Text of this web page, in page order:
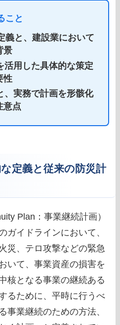
こと
義と、建設業において
景
活用した具体的な策定
性
、実務で計画を形骸化
意点
定義と従来の防災計
Plan：事業継続計画）
ガイドラインにおいて、
災、テロ攻撃などの緊急
いて、事業資産の損害を
核となる事業の継続ある
るために、平時に行うべ
事業継続のための方法、